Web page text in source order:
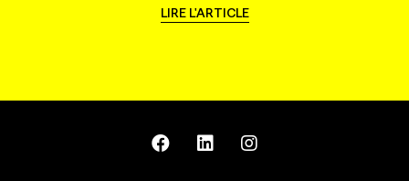
LIRE L'ARTICLE